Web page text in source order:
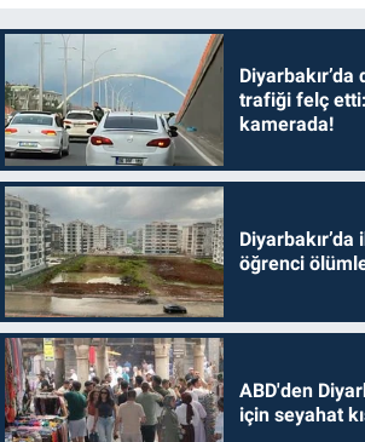
trafiği felç
kamerada!
öğrenci
ABD'den
için seyahat